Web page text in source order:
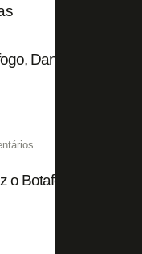
Danilo Barbosa
o Botafogo investir